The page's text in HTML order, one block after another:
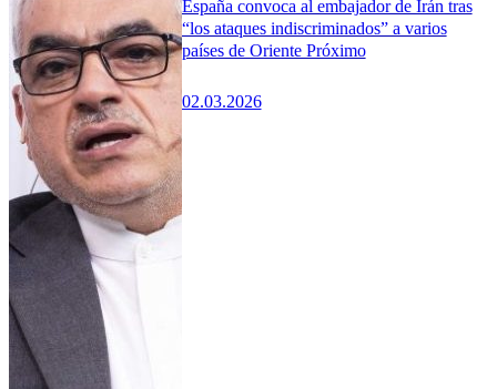
España convoca al embajador de Irán tras
“los ataques indiscriminados” a varios
países de Oriente Próximo
02.03.2026